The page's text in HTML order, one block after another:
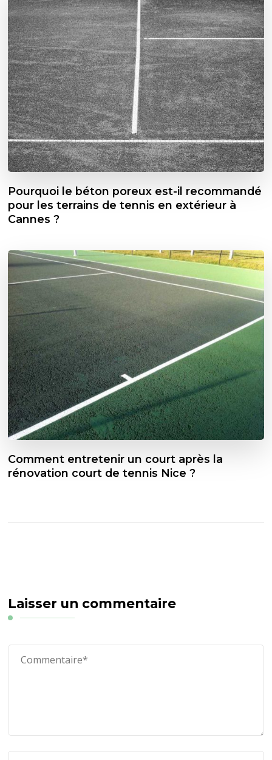
Pourquoi le béton poreux est-il recommandé
pour les terrains de tennis en extérieur à
Cannes ?
Comment entretenir un court après la
rénovation court de tennis Nice ?
Laisser un commentaire